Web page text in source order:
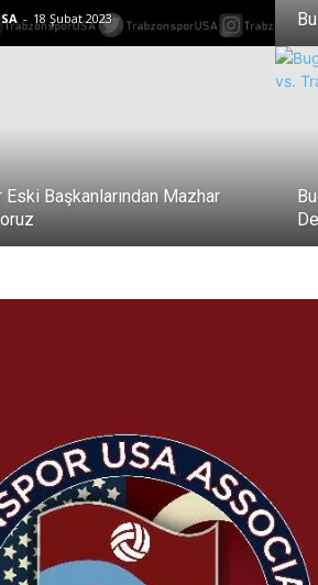
- 18 Şubat 2023
Başkanlarından Mazhar